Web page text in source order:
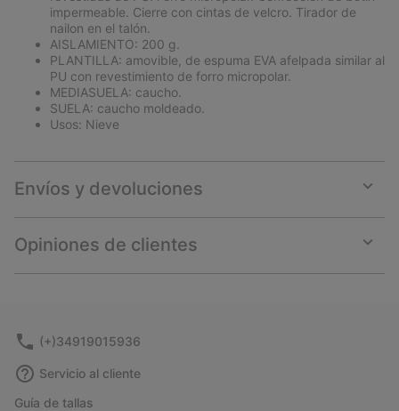
impermeable. Cierre con cintas de velcro. Tirador de
nailon en el talón.
AISLAMIENTO: 200 g.
PLANTILLA: amovible, de espuma EVA afelpada similar al
PU con revestimiento de forro micropolar.
MEDIASUELA: caucho.
SUELA: caucho moldeado.
Usos: Nieve
Envíos y devoluciones
or
Opiniones de clientes
or
(+)34919015936
Servicio al cliente
Guía de tallas